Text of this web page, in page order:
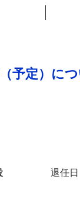
予定）に
退任